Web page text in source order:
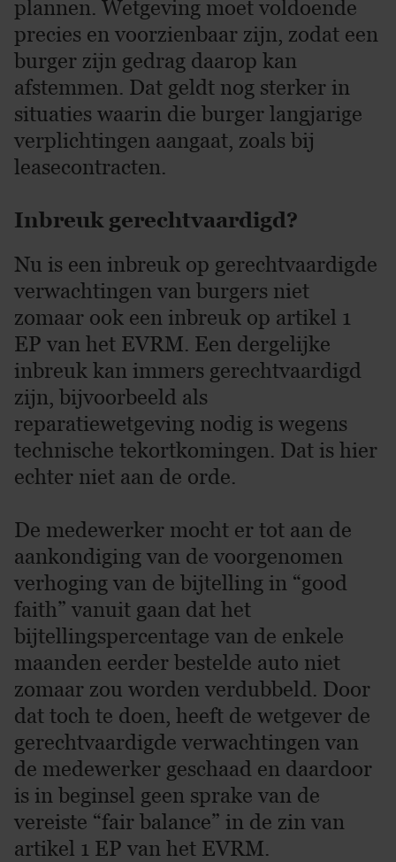
plannen. Wetgeving moet voldoende
precies en voorzienbaar zijn, zodat een
burger zijn gedrag daarop kan
afstemmen. Dat geldt nog sterker in
situaties waarin die burger langjarige
verplichtingen aangaat, zoals bij
leasecontracten.
Inbreuk gerechtvaardigd?
Nu is een inbreuk op gerechtvaardigde
verwachtingen van burgers niet
zomaar ook een inbreuk op artikel 1
EP van het EVRM. Een dergelijke
inbreuk kan immers gerechtvaardigd
zijn, bijvoorbeeld als
reparatiewetgeving nodig is wegens
technische tekortkomingen. Dat is hier
echter niet aan de orde.
De medewerker mocht er tot aan de
aankondiging van de voorgenomen
verhoging van de bijtelling in “good
faith” vanuit gaan dat het
bijtellingspercentage van de enkele
maanden eerder bestelde auto niet
zomaar zou worden verdubbeld. Door
dat toch te doen, heeft de wetgever de
gerechtvaardigde verwachtingen van
de medewerker geschaad en daardoor
is in beginsel geen sprake van de
vereiste “fair balance” in de zin van
artikel 1 EP van het EVRM.